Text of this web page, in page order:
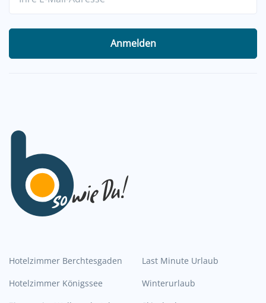
Anmelden
Hotelzimmer Berchtesgaden
Hotelzimmer Königssee
Last Minute Urlaub
Winterurlaub